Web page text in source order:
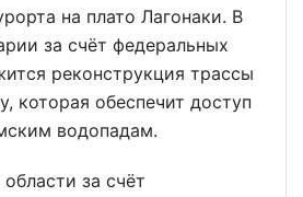
на плато Лагонаки. В
за счёт федеральных
реконструкция трассы
которая обеспечит доступ
водопадам.
за счёт